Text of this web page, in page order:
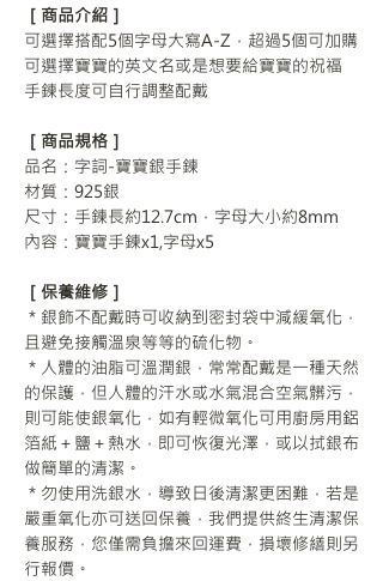
［商品介紹］
可選擇搭配5個字母大寫A-Z，超過5個可加購
可選擇寶寶的英文名或是想要給寶寶的祝福
手鍊長度可自行調整配戴
［商品規格］
品名：字詞-寶寶銀手鍊
材質：925銀
尺寸：手鍊長約12.7cm，字母大小約8mm
內容：寶寶手鍊x1,字母x5
［保養維修］
＊銀飾不配戴時可收納到密封袋中減緩氧化，
且避免接觸溫泉等等的硫化物。
＊人體的油脂可溫潤銀，常常配戴是一種天然
的保護，但人體的汗水或水氣混合空氣髒污，
則可能使銀氧化，如有輕微氧化可用廚房用鋁
箔紙＋鹽＋熱水，即可恢復光澤，或以拭銀布
做簡單的清潔。
＊勿使用洗銀水，導致日後清潔更困難，若是
嚴重氧化亦可送回保養，我們提供終生清潔保
養服務，您僅需負擔來回運費，損壞修繕則另
行報價。